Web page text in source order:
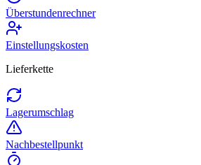
Überstundenrechner
Einstellungskosten
Lieferkette
Lagerumschlag
Nachbestellpunkt